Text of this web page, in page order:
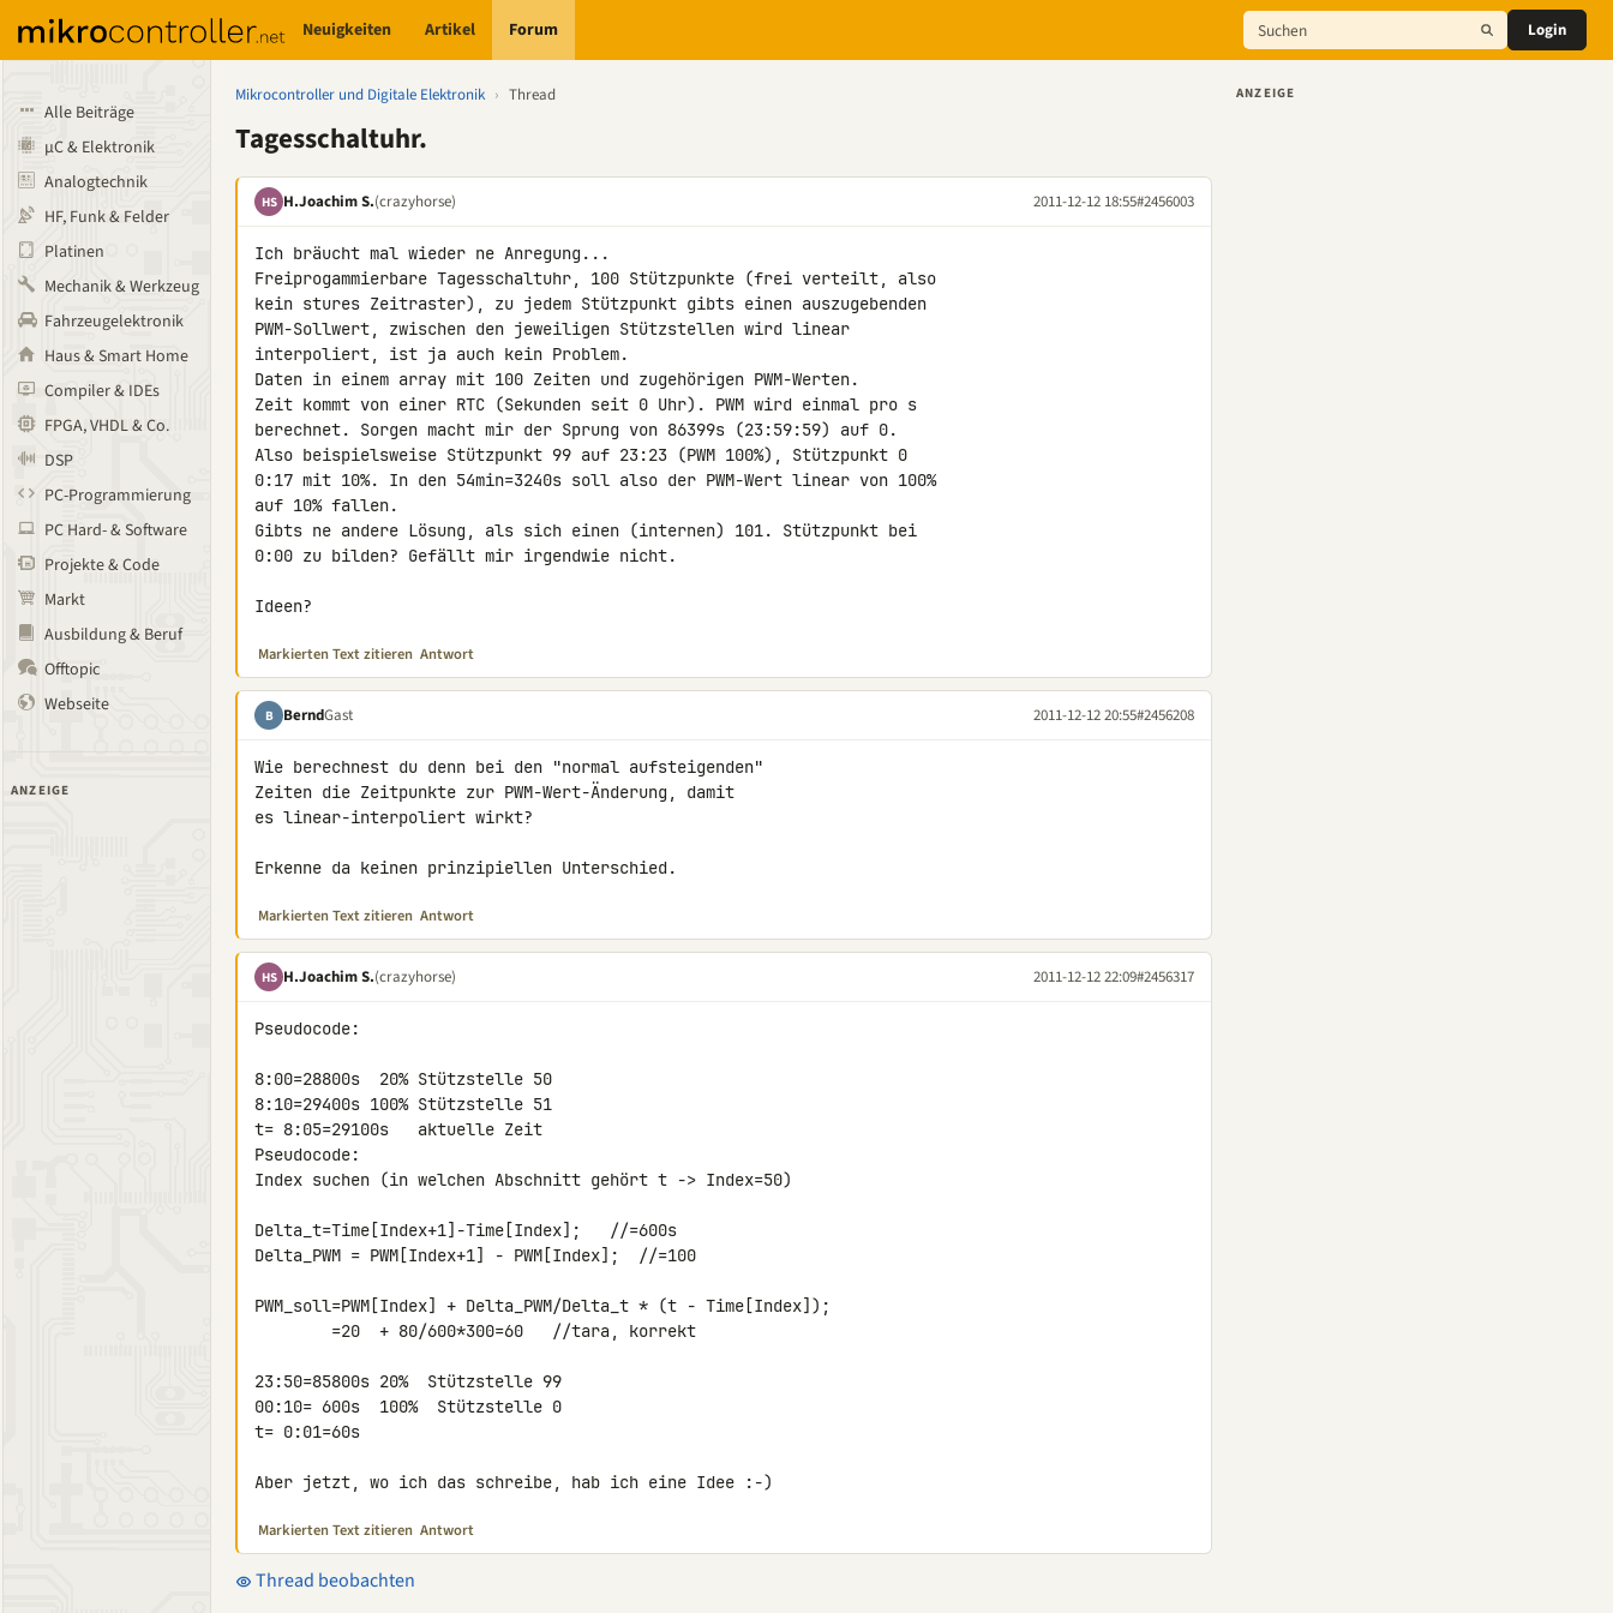
Neuigkeiten Artikel Forum Login
Alle Beiträge
µC & Elektronik
Analogtechnik
HF, Funk & Felder
Platinen
Mechanik & Werkzeug
Fahrzeugelektronik
Haus & Smart Home
Compiler & IDEs
FPGA, VHDL & Co.
DSP
PC-Programmierung
PC Hard- & Software
Projekte & Code
Markt
Ausbildung & Beruf
Offtopic
Webseite
ANZEIGE
Mikrocontroller und Digitale Elektronik › Thread
Tagesschaltuhr.
HS H.Joachim S.(crazyhorse) 2011-12-12 18:55#2456003
Ich bräucht mal wieder ne Anregung...
Freiprogammierbare Tagesschaltuhr, 100 Stützpunkte (frei verteilt, also
kein stures Zeitraster), zu jedem Stützpunkt gibts einen auszugebenden
PWM-Sollwert, zwischen den jeweiligen Stützstellen wird linear
interpoliert, ist ja auch kein Problem.
Daten in einem array mit 100 Zeiten und zugehörigen PWM-Werten.
Zeit kommt von einer RTC (Sekunden seit 0 Uhr). PWM wird einmal pro s
berechnet. Sorgen macht mir der Sprung von 86399s (23:59:59) auf 0.
Also beispielsweise Stützpunkt 99 auf 23:23 (PWM 100%), Stützpunkt 0
0:17 mit 10%. In den 54min=3240s soll also der PWM-Wert linear von 100%
auf 10% fallen.
Gibts ne andere Lösung, als sich einen (internen) 101. Stützpunkt bei
0:00 zu bilden? Gefällt mir irgendwie nicht.
Ideen?
Markierten Text zitieren Antwort
B BerndGast 2011-12-12 20:55#2456208
Wie berechnest du denn bei den "normal aufsteigenden"
Zeiten die Zeitpunkte zur PWM-Wert-Änderung, damit
es linear-interpoliert wirkt?
Erkenne da keinen prinzipiellen Unterschied.
Markierten Text zitieren Antwort
HS H.Joachim S.(crazyhorse) 2011-12-12 22:09#2456317
Pseudocode:
8:00=28800s  20% Stützstelle 50
8:10=29400s 100% Stützstelle 51
t= 8:05=29100s   aktuelle Zeit
Pseudocode:
Index suchen (in welchen Abschnitt gehört t -> Index=50)
Delta_t=Time[Index+1]-Time[Index];   //=600s
Delta_PWM = PWM[Index+1] - PWM[Index];  //=100
PWM_soll=PWM[Index] + Delta_PWM/Delta_t * (t - Time[Index]);
23:50=85800s 20%  Stützstelle 99
00:10= 600s  100%  Stützstelle 0
t= 0:01=60s
Aber jetzt, wo ich das schreibe, hab ich eine Idee :-)
Markierten Text zitieren Antwort
Thread beobachten
ANZEIGE